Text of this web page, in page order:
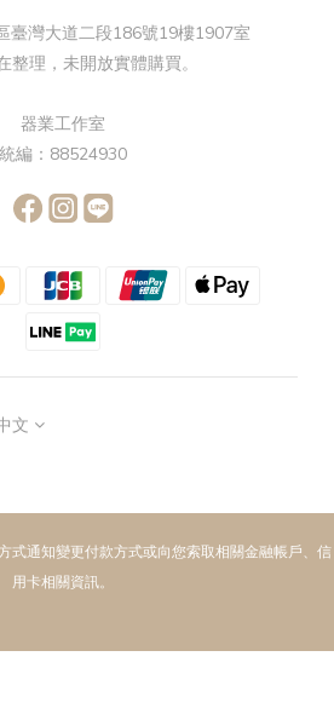
臺灣大道二段186號19樓1907室
整理，未開放實體購買。
器業工作室
統編：88524930
文
式通知變更付款方式或向您索取相關金融帳戶、信
用卡相關資訊。